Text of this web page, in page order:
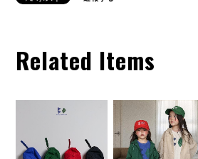
Related Items